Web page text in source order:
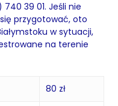
39 01. Jeśli nie
przygotować, oto
w sytuacji,
na terenie
80 zł